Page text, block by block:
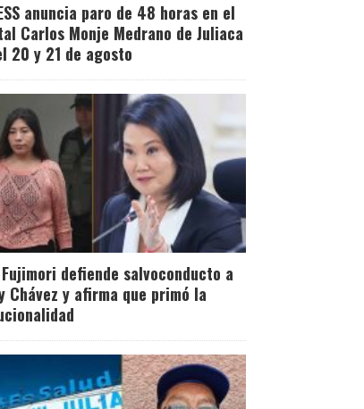
anuncia paro de 48 horas en el
Carlos Monje Medrano de Juliaca
20 y 21 de agosto
defiende salvoconducto a
Chávez y afirma que primó la